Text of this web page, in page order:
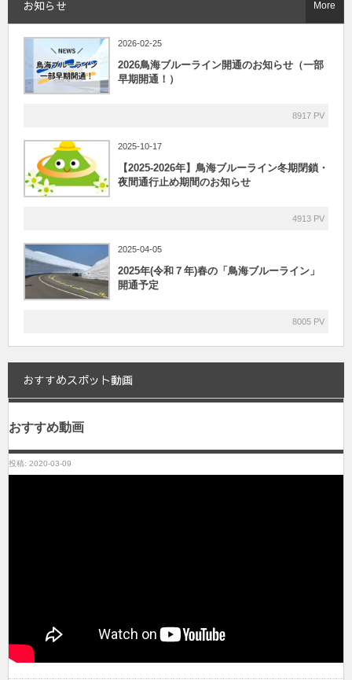
お知らせ
2026-02-25
2026鳥海ブルーライン開通のお知らせ（一部
早期開通！）
8917 PV
2025-10-17
【2025-2026年】鳥海ブルーライン冬期閉鎖・
夜間通行止め期間のお知らせ
4913 PV
2025-04-05
2025年(令和７年)春の「鳥海ブルーライン」
開通予定
8005 PV
More
おすすめスポット動画
おすすめ動画
投稿: 2020-03-09